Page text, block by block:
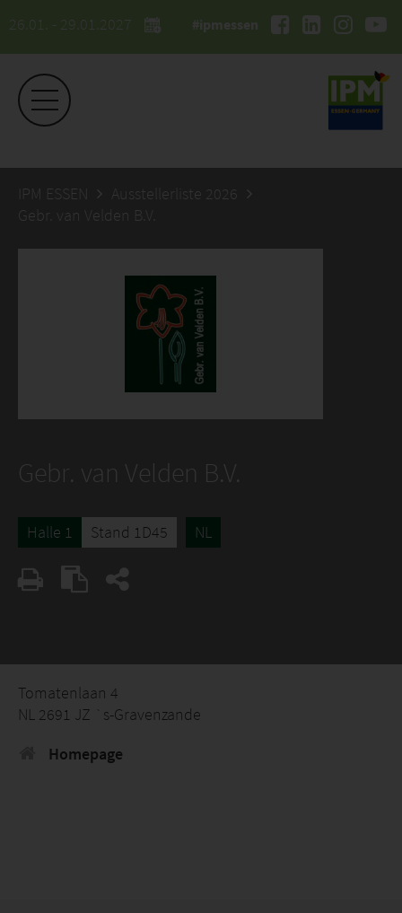
26.01. - 29.01.2027 #ipmessen
IPM ESSEN
Ausstellerliste 2026
Gebr. van Velden B.V.
Gebr. van Velden B.V.
Halle 1 Stand 1D45 NL
Tomatenlaan 4
NL 2691 JZ `s-Gravenzande
Homepage